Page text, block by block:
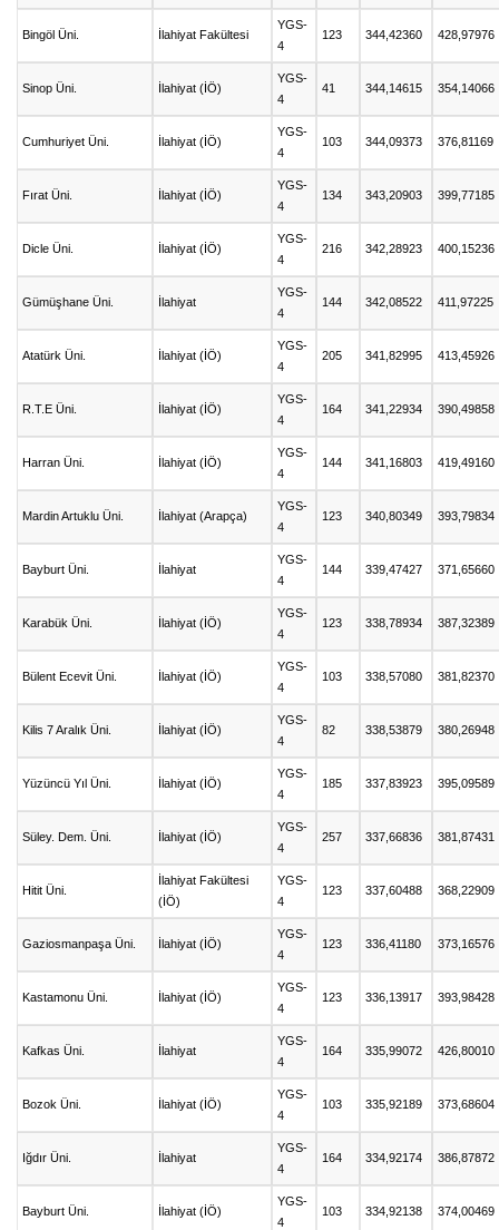
Bingöl Üni. İlahiyat Fakültesi
YGS-
4
123 344,42360 428,97976
Sinop Üni. İlahiyat (İÖ)
YGS-
4
41 344,14615 354,14066
Cumhuriyet Üni. İlahiyat (İÖ)
YGS-
4
103 344,09373 376,81169
Fırat Üni. İlahiyat (İÖ)
YGS-
4
134 343,20903 399,77185
Dicle Üni. İlahiyat (İÖ)
YGS-
4
216 342,28923 400,15236
Gümüşhane Üni. İlahiyat
YGS-
4
144 342,08522 411,97225
Atatürk Üni. İlahiyat (İÖ)
YGS-
4
205 341,82995 413,45926
R.T.E Üni. İlahiyat (İÖ)
YGS-
4
164 341,22934 390,49858
Harran Üni. İlahiyat (İÖ)
YGS-
4
144 341,16803 419,49160
Mardin Artuklu Üni. İlahiyat (Arapça)
YGS-
4
123 340,80349 393,79834
Bayburt Üni. İlahiyat
YGS-
4
144 339,47427 371,65660
Karabük Üni. İlahiyat (İÖ)
YGS-
4
123 338,78934 387,32389
Bülent Ecevit Üni. İlahiyat (İÖ)
YGS-
4
103 338,57080 381,82370
Kilis 7 Aralık Üni. İlahiyat (İÖ)
YGS-
4
82 338,53879 380,26948
Yüzüncü Yıl Üni. İlahiyat (İÖ)
YGS-
4
185 337,83923 395,09589
Süley. Dem. Üni. İlahiyat (İÖ)
YGS-
4
257 337,66836 381,87431
Hitit Üni.
İlahiyat Fakültesi
(İÖ)
YGS-
4
123 337,60488 368,22909
Gaziosmanpaşa Üni. İlahiyat (İÖ)
YGS-
4
123 336,41180 373,16576
Kastamonu Üni. İlahiyat (İÖ)
YGS-
4
123 336,13917 393,98428
Kafkas Üni. İlahiyat
YGS-
4
164 335,99072 426,80010
Bozok Üni. İlahiyat (İÖ)
YGS-
4
103 335,92189 373,68604
Iğdır Üni. İlahiyat
YGS-
4
164 334,92174 386,87872
Bayburt Üni. İlahiyat (İÖ)
YGS-
4
103 334,92138 374,00469